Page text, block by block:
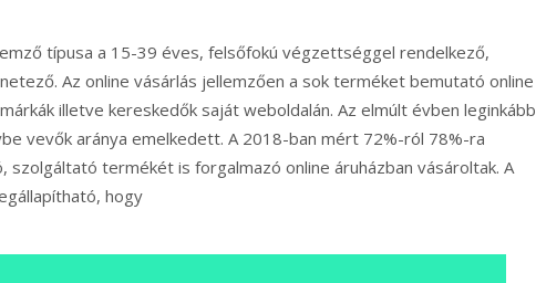
típusa a 15-39 éves, felsőfokú végzettséggel rendelkező,
Az online vásárlás jellemzően a sok terméket bemutató online
illetve kereskedők saját weboldalán. Az elmúlt évben leginkább
vevők aránya emelkedett. A 2018-ban mért 72%-ról 78%-ra
szolgáltató termékét is forgalmazó online áruházban vásároltak. A
hogy